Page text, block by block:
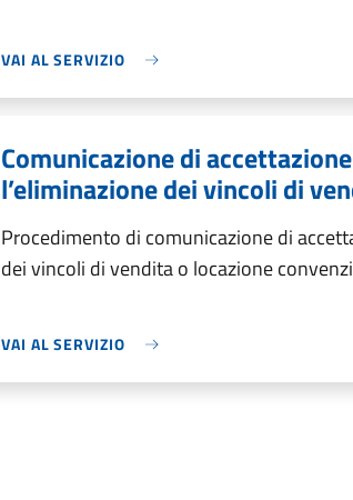
VAI AL SERVIZIO
Comunicazione di
l’eliminazione dei vincoli di
Procedimento di comunicazione di
dei vincoli di vendita o locazione
VAI AL SERVIZIO